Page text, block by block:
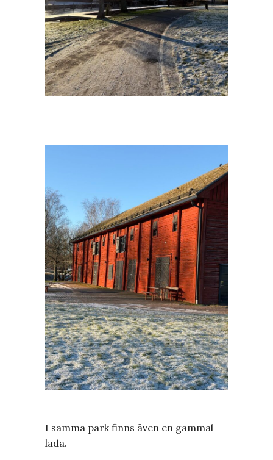
I samma park finns även en gammal
lada.